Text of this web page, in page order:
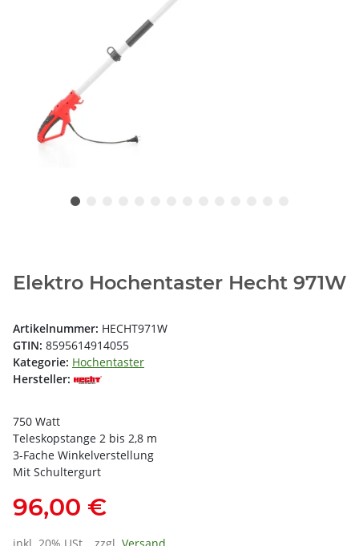
Elektro Hochentaster Hecht 971W
Artikelnummer: HECHT971W
GTIN: 8595614914055
Kategorie: Hochentaster
Hersteller:
750 Watt
Teleskopstange 2 bis 2,8 m
3-Fache Winkelverstellung
Mit Schultergurt
96,00 €